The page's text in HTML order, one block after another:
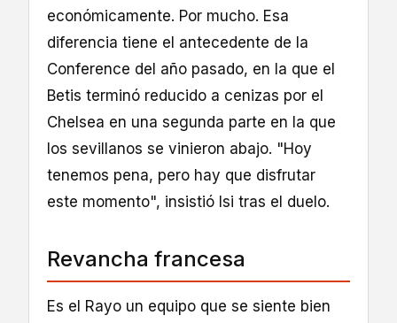
económicamente. Por mucho. Esa
diferencia tiene el antecedente de la
Conference del año pasado, en la que el
Betis terminó reducido a cenizas por el
Chelsea en una segunda parte en la que
los sevillanos se vinieron abajo. "Hoy
tenemos pena, pero hay que disfrutar
este momento", insistió Isi tras el duelo.
Revancha francesa
Es el Rayo un equipo que se siente bien